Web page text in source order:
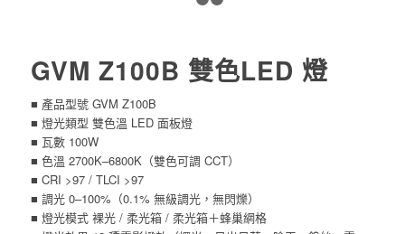
GVM Z100B 雙色LED 燈
■ 產品型號 GVM Z100B
■ 燈光類型 雙色溫 LED 面板燈
■ 瓦數 100W
■ 色溫 2700K–6800K（雙色可調 CCT）
■ CRI >97 / TLCI >97
■ 調光 0–100%（0.1% 無級調光，無閃爍）
■ 燈光模式 裸光 / 柔光箱 / 柔光箱＋蜂巢網格